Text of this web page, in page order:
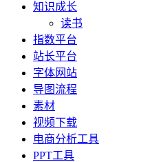
知识成长
读书
指数平台
站长平台
字体网站
导图流程
素材
视频下载
电商分析工具
PPT工具